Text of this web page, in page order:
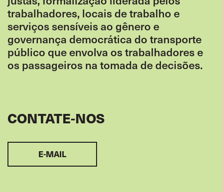
trabalhadores, locais de trabalho e
serviços sensíveis ao gênero e
governança democrática do transporte
público que envolva os trabalhadores e
os passageiros na tomada de decisões.
CONTATE-NOS
E-MAIL